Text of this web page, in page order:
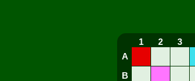
1 2 3
A
B